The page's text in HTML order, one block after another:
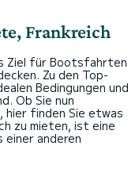
Frankreich
Ziel für Bootsfahrten
Zu den Top-
Bedingungen und
Ob Sie nun
hier finden Sie etwas
zu mieten, ist eine
einer anderen